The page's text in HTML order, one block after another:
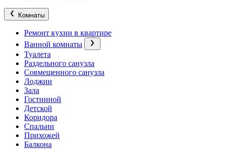
Комнаты
Ремонт кухни в квартире
Ванной комнаты
Туалета
Раздельного санузла
Совмещенного санузла
Лоджии
Зала
Гостинной
Детской
Коридора
Спальни
Прихожей
Балкона